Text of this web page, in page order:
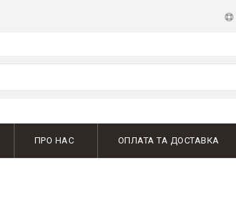
ПРО НАС ОПЛАТА ТА ДОСТАВКА